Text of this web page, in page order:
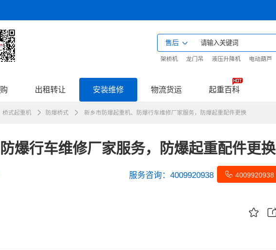
售后
架桥机 龙门吊 液压升降机 电动葫芦
出租转让 安装维修 物流货运 起重百科
桥式起重机 防爆桥式 新乡市防爆起重机、防爆行车维修厂家服务，防爆起重配件更换
爆行车维修厂家服务，防爆起重配件更换
4009920938
服务咨询： 4009920938